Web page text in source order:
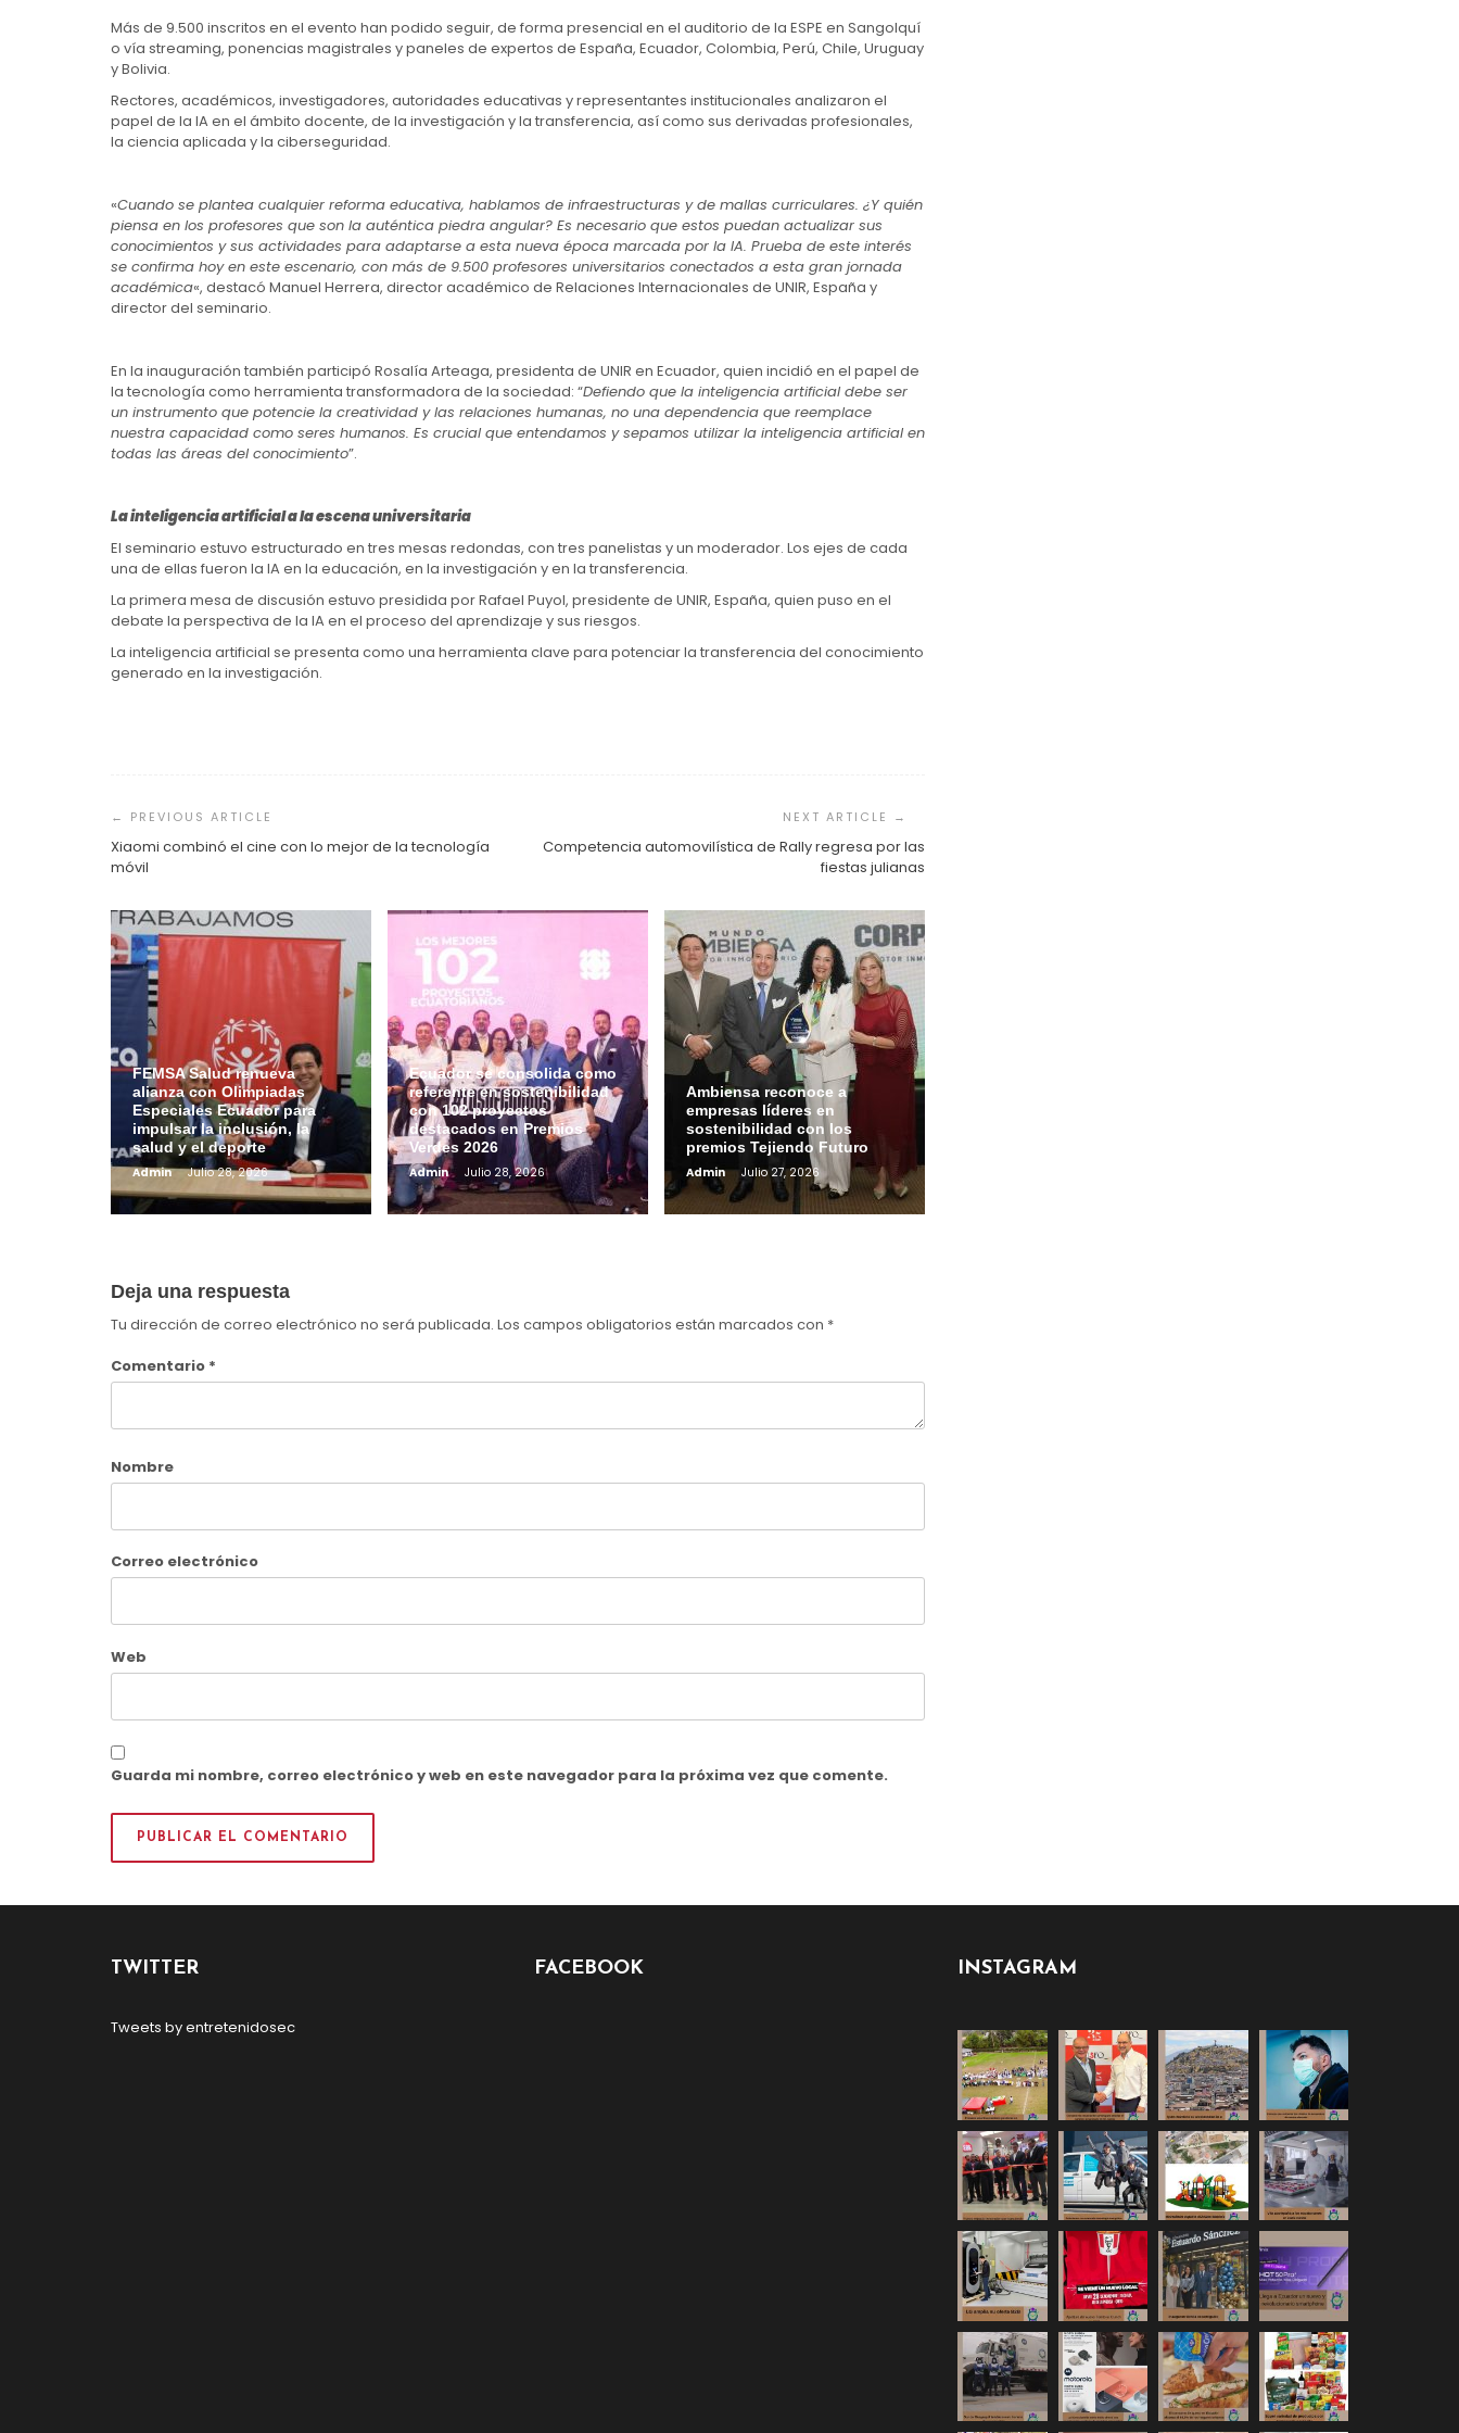
Más de 9.500 inscritos en el evento han podido seguir, de forma presencial en el auditorio de la ESPE en Sangolquí
o vía streaming, ponencias magistrales y paneles de expertos de España, Ecuador, Colombia, Perú, Chile, Uruguay
y Bolivia.
Rectores, académicos, investigadores, autoridades educativas y representantes institucionales analizaron el
papel de la IA en el ámbito docente, de la investigación y la transferencia, así como sus derivadas profesionales,
la ciencia aplicada y la ciberseguridad.
«Cuando se plantea cualquier reforma educativa, hablamos de infraestructuras y de mallas curriculares. ¿Y quién
piensa en los profesores que son la auténtica piedra angular? Es necesario que estos puedan actualizar sus
conocimientos y sus actividades para adaptarse a esta nueva época marcada por la IA. Prueba de este interés
se confirma hoy en este escenario, con más de 9.500 profesores universitarios conectados a esta gran jornada
académica«, destacó Manuel Herrera, director académico de Relaciones Internacionales de UNIR, España y
director del seminario.
En la inauguración también participó Rosalía Arteaga, presidenta de UNIR en Ecuador, quien incidió en el papel de
la tecnología como herramienta transformadora de la sociedad: “Defiendo que la inteligencia artificial debe ser
un instrumento que potencie la creatividad y las relaciones humanas, no una dependencia que reemplace
nuestra capacidad como seres humanos. Es crucial que entendamos y sepamos utilizar la inteligencia artificial en
todas las áreas del conocimiento”.
La inteligencia artificial a la escena universitaria
El seminario estuvo estructurado en tres mesas redondas, con tres panelistas y un moderador. Los ejes de cada
una de ellas fueron la IA en la educación, en la investigación y en la transferencia.
La primera mesa de discusión estuvo presidida por Rafael Puyol, presidente de UNIR, España, quien puso en el
debate la perspectiva de la IA en el proceso del aprendizaje y sus riesgos.
La inteligencia artificial se presenta como una herramienta clave para potenciar la transferencia del conocimiento
generado en la investigación.
de
entradas
Xiaomi combinó el cine con lo mejor de la tecnología
móvil
Competencia automovilística de Rally regresa por las
fiestas julianas
FEMSA Salud renueva
alianza con Olimpiadas
Especiales Ecuador para
impulsar la inclusión, la
salud y el deporte
Admin Julio 28, 2026
Ecuador se consolida como
referente en sostenibilidad
con 102 proyectos
destacados en Premios
Verdes 2026
Admin Julio 28, 2026
Ambiensa reconoce a
empresas líderes en
sostenibilidad con los
premios Tejiendo Futuro
Admin Julio 27, 2026
Deja una respuesta
Tu dirección de correo electrónico no será publicada. Los campos obligatorios están marcados con *
Comentario *
Nombre
Correo electrónico
Web
Guarda mi nombre, correo electrónico y web en este navegador para la próxima vez que comente.
TWITTER
Tweets by entretenidosec
FACEBOOK INSTAGRAM